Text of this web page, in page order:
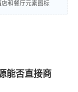
和餐厅元素图标
能否直接商